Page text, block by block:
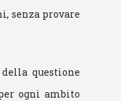
senza provare
questione
ogni ambito